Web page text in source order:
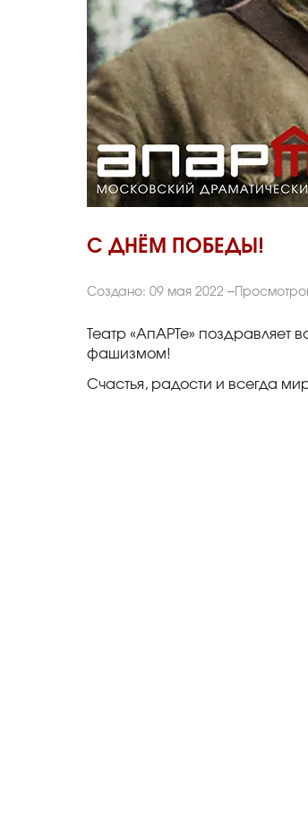
С ДНЁМ ПОБЕДЫ!
Создано: 09 мая 2022
Театр «АпАРТе»
фашизмом!
Счастья, радости и всегда